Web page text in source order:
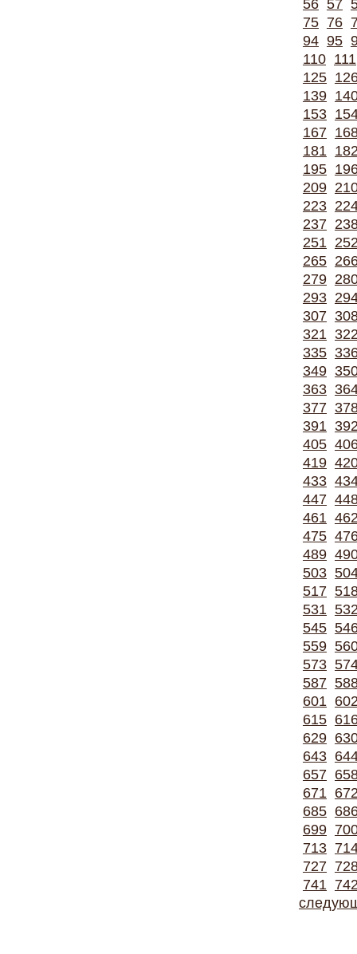
56 57
75 76
94 95
110 111
125
139
153
167
181
195
209
223
237
251
265
279
293
307
321
335
349
363
377
391
405
419
433
447
461
475
489
503
517
531
545
559
573
587
601
615
629
643
657
671
685
699
713
727
741